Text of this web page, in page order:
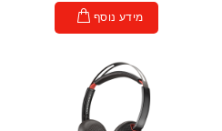
מידע נוסף